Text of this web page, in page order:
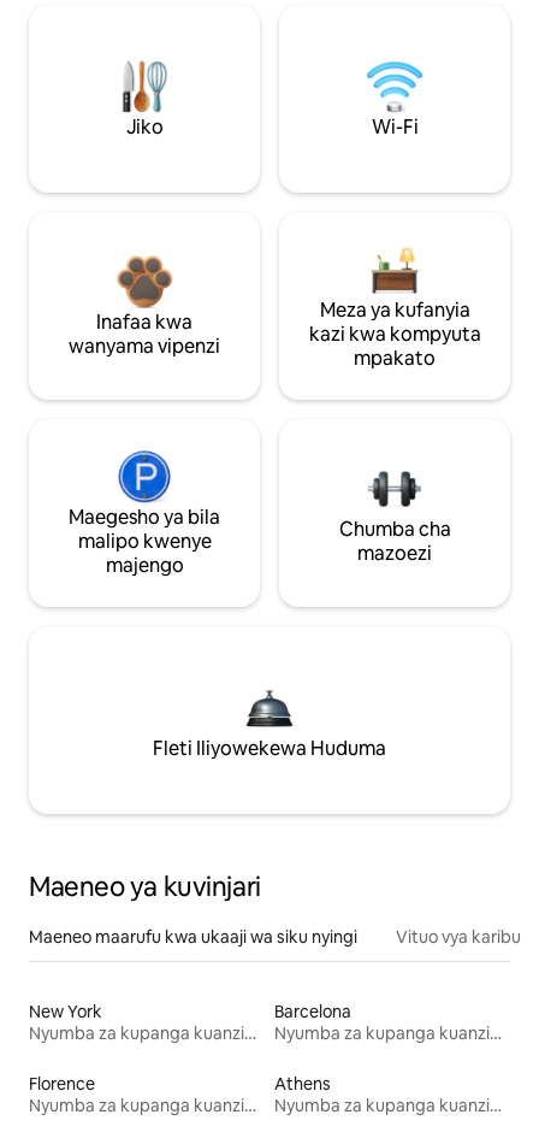
Jiko Wi-Fi
Inafaa kwa
wanyama vipenzi
Meza ya kufanyia
kazi kwa kompyuta
mpakato
Maegesho ya bila
malipo kwenye
majengo
Chumba cha
mazoezi
Fleti Iliyowekewa Huduma
Maeneo ya kuvinjari
Maeneo maarufu kwa ukaaji wa siku nyingi Vituo vya karibu
New York
Nyumba za kupanga kuanzia mwezi mmoja
Barcelona
Nyumba za kupanga kuanzia mwezi mmoja
Florence
Nyumba za kupanga kuanzia mwezi mmoja
Athens
Nyumba za kupanga kuanzia mwezi mmoja